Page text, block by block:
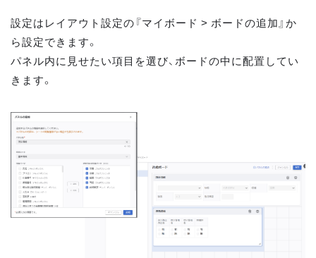
設定はレイアウト設定の『マイボード > ボードの追加』か
ら設定できます。
パネル内に見せたい項目を選び、ボードの中に配置してい
きます。